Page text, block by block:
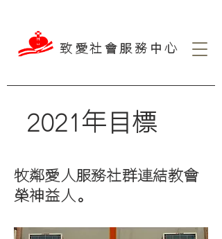
致愛社會服務中心
2021年目標
​牧鄰愛人服務社群連結教會
榮神益人。